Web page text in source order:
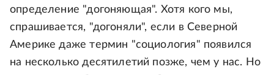
определение "догоняющая". Хотя кого мы,
спрашивается, "догоняли", если в Северной
Америке даже термин "социология" появился
на несколько десятилетий позже, чем у нас. Но